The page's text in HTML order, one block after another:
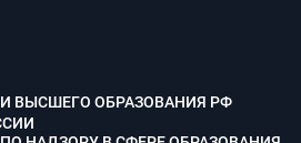
ВЫСШЕГО ОБРАЗОВАНИЯ РФ